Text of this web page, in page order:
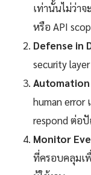
เท่านั้นไม่ว่าจ
หรือ API
Defense in
security
human error
respond ต่อ
Monitor
ที่ครอบคลุมเ